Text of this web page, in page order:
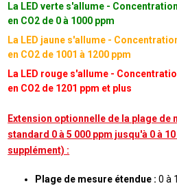
La LED verte s'allume - Concentration
en CO2 de 0 à 1000 ppm
La LED jaune s'allume -
en CO2 de 1001 à 1200 ppm
La LED rouge s'allume -
en CO2 de 1201 ppm et plus
Extension optionnelle de la plage de
standard 0 à 5 000 ppm jusqu'à 0 à
supplément) :
Plage de mesure étendue : 0 à